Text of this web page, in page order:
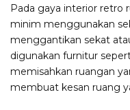
Pada gaya interior retro
minim menggunakan
menggantikan sekat
digunakan furnitur
memisahkan ruangan
membuat kesan ruang